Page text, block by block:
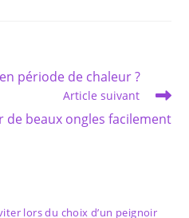
période de chaleur ?
Article suivant
de beaux ongles facilement
lors du choix d’un peignoir